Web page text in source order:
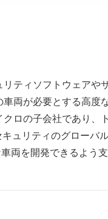
ティソフトウェアや
両が必要とする高度
ロの子会社であり、
ュリティのグローバ
両を開発できるよう支